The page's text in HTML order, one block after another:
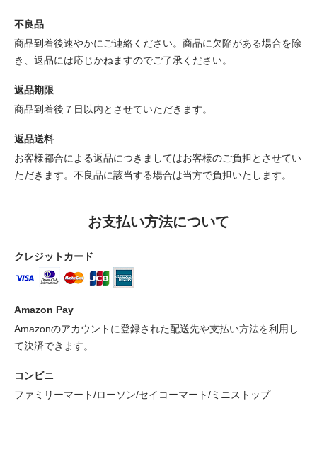
不良品
商品到着後速やかにご連絡ください。商品に欠陥がある場合を除
き、返品には応じかねますのでご了承ください。
返品期限
商品到着後７日以内とさせていただきます。
返品送料
お客様都合による返品につきましてはお客様のご負担とさせてい
ただきます。不良品に該当する場合は当方で負担いたします。
お支払い方法について
クレジットカード
Amazon Pay
Amazonのアカウントに登録された配送先や支払い方法を利用し
て決済できます。
コンビニ
ファミリーマート/ローソン/セイコーマート/ミニストップ